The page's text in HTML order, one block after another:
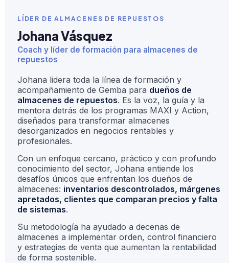
LÍDER DE ALMACENES DE REPUESTOS
Johana Vásquez
Coach y líder de formación para almacenes de
repuestos
Johana lidera toda la línea de formación y
acompañamiento de Gemba para dueños de
almacenes de repuestos. Es la voz, la guía y la
mentora detrás de los programas MAXI y Action,
diseñados para transformar almacenes
desorganizados en negocios rentables y
profesionales.
Con un enfoque cercano, práctico y con profundo
conocimiento del sector, Johana entiende los
desafíos únicos que enfrentan los dueños de
almacenes: inventarios descontrolados, márgenes
apretados, clientes que comparan precios y falta
de sistemas.
Su metodología ha ayudado a decenas de
almacenes a implementar orden, control financiero
y estrategias de venta que aumentan la rentabilidad
de forma sostenible.